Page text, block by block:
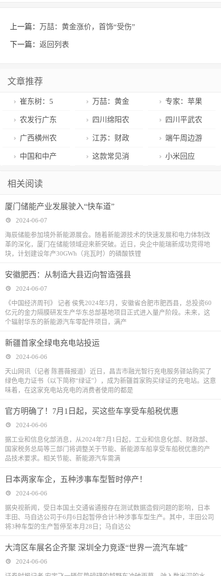
上一篇： 万喆：黄金涨价，首饰“受伤”
下一篇： 返回列表
文章推荐
崔东树：5
月降价车型大
幅减少，市场
重回常态化竞
万喆：黄金
涨价，首饰“受
伤”
专家：苹果
利用垄断地位
收“苹果税”｜
宅男财经
农发行广东
清远市清新支
行奏响防灾减
四川绵阳农
商银行安州支
行资助贫困学
四川平武农
商银行开展“小
小银行家”活动
广西横州农
信联社开展“零
江苏：财政
资金免申即享
端午周边游
升温 “新中式”
中国和中产 这款常见消
倍还到处缺
小米回应
相关阅读
厦门储能产业发展驶入“快车道”
2024-06-07
海辰储能参加境外新能源展会。随着新能源技术的快速发展和电力体制改
革的深化，厦门在储能领域迎来新突破。近日，央企中能瑞新成功竞得地
块，计划建设年产30GWh（兆瓦时）的磷酸铁锂
​安徽肥西：从制造大县迈向智造强县
2024-06-07
《中国经济周刊》 记者 侯隽2024年5月，安徽省合肥市肥西县，总投资60
亿元的金力隔膜研发生产华东总部基地项目正式进入量产阶段。未来，这
个辐射华东的新能源汽车零配件项目，满产
新疆首家全绿电充电站投运
2024-06-06
天山网讯（记者 陈蔷薇报道）近日，昌吉市融光智行充电服务驿站购买了
绿色电力证书（以下简称“绿证”），成为新疆首家购买绿证的充电站。这意
味着，在这家充电站充电的消费者使用的都是
官方明确了！7月1日起，买这些车享受车船税优惠
2024-06-06
据工业和信息化部消息，从2024年7月1日起，工业和信息化部、财政部、
国家税务总局等三部门将调整关于节能、新能源车船享受车船税优惠的产
品技术要求。相关节能、新能源汽车需满
日本两家车企，五种涉事车型暂时停产！
2024-06-06
据央视新闻，受日本国土交通省通报存在测试数据造假问题的影响，日本
丰田、马自达公司于6月6日起暂停合计5种涉事车型生产。其中，丰田公司
将3种车型的生产暂停至本月28日；马自达公
大湾区车展名企齐聚 深圳全力竞逐“世界一流汽车城”
2024-06-06